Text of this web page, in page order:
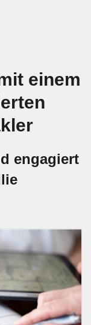
einem
engagiert